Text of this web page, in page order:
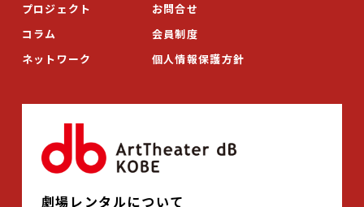
プロジェクト
コラム
ネットワーク
お問合せ
会員制度
個人情報保護方針
劇場レンタルについて